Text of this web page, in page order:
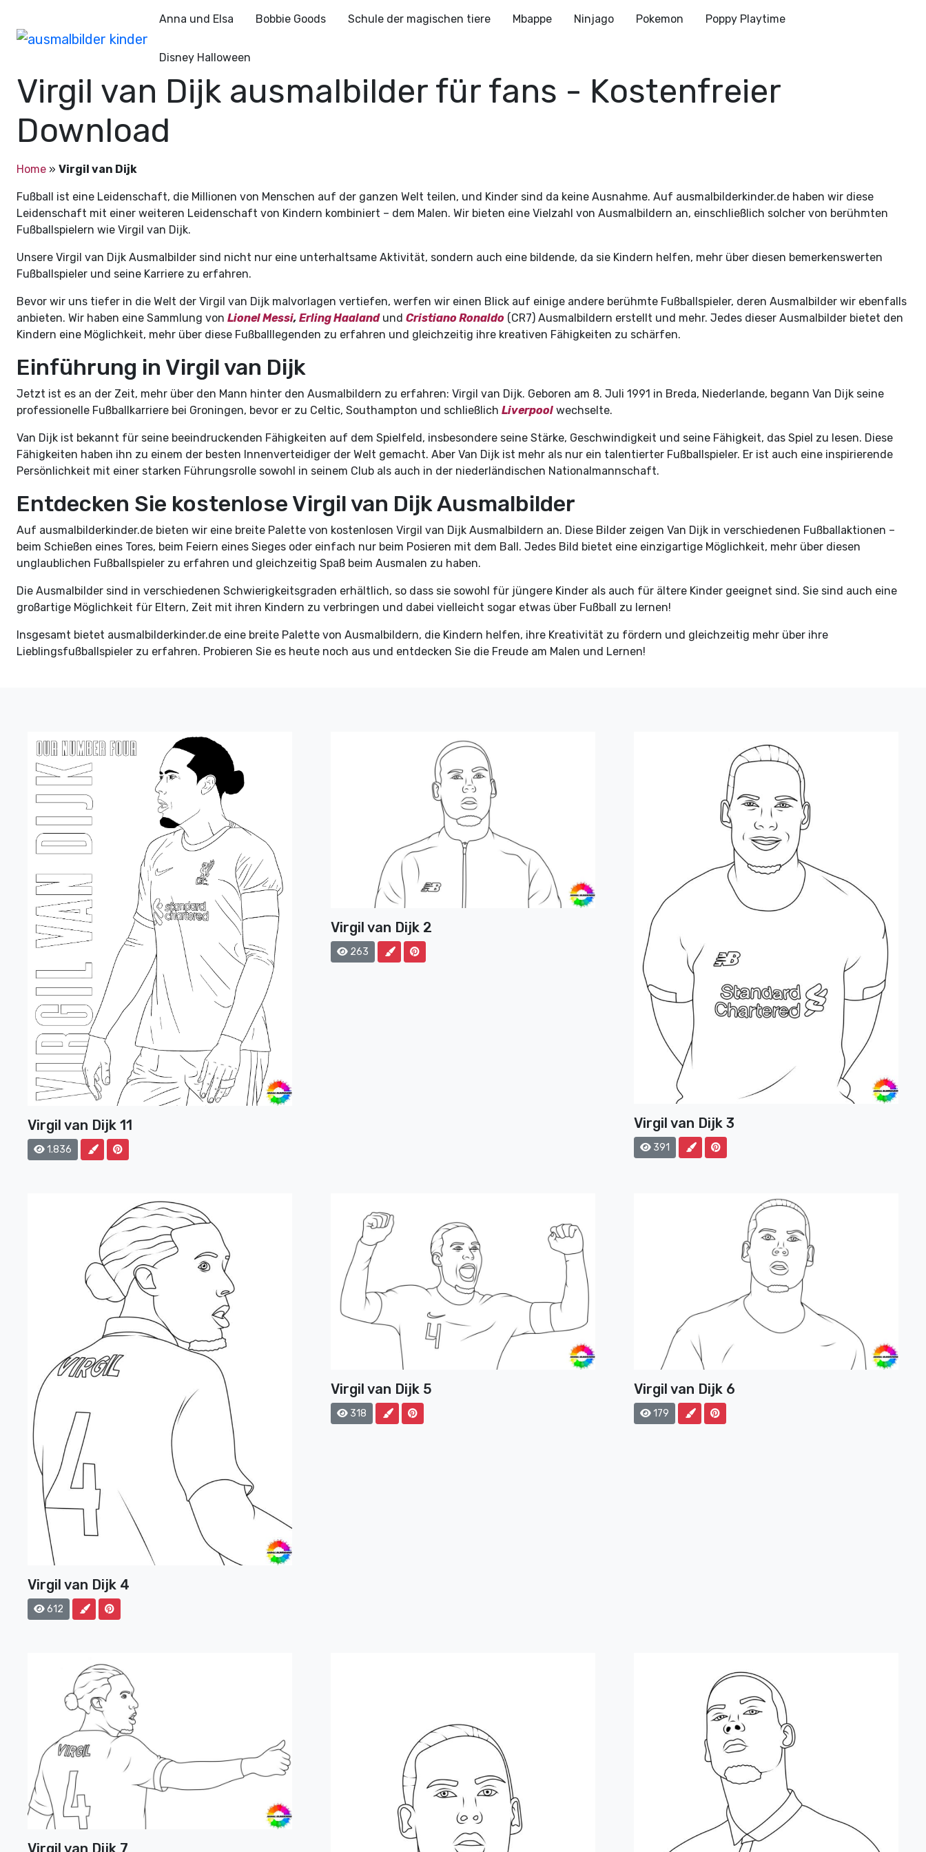
Anna und Elsa Bobbie Goods Schule der magischen tiere Mbappe Ninjago Pokemon Poppy Playtime
Disney Halloween
Virgil van Dijk ausmalbilder für fans - Kostenfreier
Download
Home » Virgil van Dijk
Fußball ist eine Leidenschaft, die Millionen von Menschen auf der ganzen Welt teilen, und Kinder sind da keine Ausnahme. Auf ausmalbilderkinder.de haben wir diese
Leidenschaft mit einer weiteren Leidenschaft von Kindern kombiniert – dem Malen. Wir bieten eine Vielzahl von Ausmalbildern an, einschließlich solcher von berühmten
Fußballspielern wie Virgil van Dijk.
Unsere Virgil van Dijk Ausmalbilder sind nicht nur eine unterhaltsame Aktivität, sondern auch eine bildende, da sie Kindern helfen, mehr über diesen bemerkenswerten
Fußballspieler und seine Karriere zu erfahren.
Bevor wir uns tiefer in die Welt der Virgil van Dijk malvorlagen vertiefen, werfen wir einen Blick auf einige andere berühmte Fußballspieler, deren Ausmalbilder wir ebenfalls
anbieten. Wir haben eine Sammlung von Lionel Messi, Erling Haalandund Cristiano Ronaldo (CR7) Ausmalbildern erstellt und mehr. Jedes dieser Ausmalbilder bietet den
Kindern eine Möglichkeit, mehr über diese Fußballlegenden zu erfahren und gleichzeitig ihre kreativen Fähigkeiten zu schärfen.
Einführung in Virgil van Dijk
Jetzt ist es an der Zeit, mehr über den Mann hinter den Ausmalbildern zu erfahren: Virgil van Dijk. Geboren am 8. Juli 1991 in Breda, Niederlande, begann Van Dijk seine
professionelle Fußballkarriere bei Groningen, bevor er zu Celtic, Southampton und schließlich Liverpool wechselte.
Van Dijk ist bekannt für seine beeindruckenden Fähigkeiten auf dem Spielfeld, insbesondere seine Stärke, Geschwindigkeit und seine Fähigkeit, das Spiel zu lesen. Diese
Fähigkeiten haben ihn zu einem der besten Innenverteidiger der Welt gemacht. Aber Van Dijk ist mehr als nur ein talentierter Fußballspieler. Er ist auch eine inspirierende
Persönlichkeit mit einer starken Führungsrolle sowohl in seinem Club als auch in der niederländischen Nationalmannschaft.
Entdecken Sie kostenlose Virgil van Dijk Ausmalbilder
Auf ausmalbilderkinder.de bieten wir eine breite Palette von kostenlosen Virgil van Dijk Ausmalbildern an. Diese Bilder zeigen Van Dijk in verschiedenen Fußballaktionen –
beim Schießen eines Tores, beim Feiern eines Sieges oder einfach nur beim Posieren mit dem Ball. Jedes Bild bietet eine einzigartige Möglichkeit, mehr über diesen
unglaublichen Fußballspieler zu erfahren und gleichzeitig Spaß beim Ausmalen zu haben.
Die Ausmalbilder sind in verschiedenen Schwierigkeitsgraden erhältlich, so dass sie sowohl für jüngere Kinder als auch für ältere Kinder geeignet sind. Sie sind auch eine
großartige Möglichkeit für Eltern, Zeit mit ihren Kindern zu verbringen und dabei vielleicht sogar etwas über Fußball zu lernen!
Insgesamt bietet ausmalbilderkinder.de eine breite Palette von Ausmalbildern, die Kindern helfen, ihre Kreativität zu fördern und gleichzeitig mehr über ihre
Lieblingsfußballspieler zu erfahren. Probieren Sie es heute noch aus und entdecken Sie die Freude am Malen und Lernen!
Virgil van Dijk 11
1.836
Virgil van Dijk 2
263
Virgil van Dijk 3
391
Virgil van Dijk 4
612
Virgil van Dijk 5
318
Virgil van Dijk 6
179
Virgil van Dijk 7